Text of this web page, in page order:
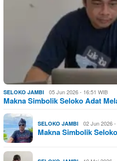
SELOKO JAMBI 05 Jun 2026 - 16:51 WIB
Makna Simbolik Seloko Adat
SELOKO JAMBI 02 Jun 2026
Makna Simbolik